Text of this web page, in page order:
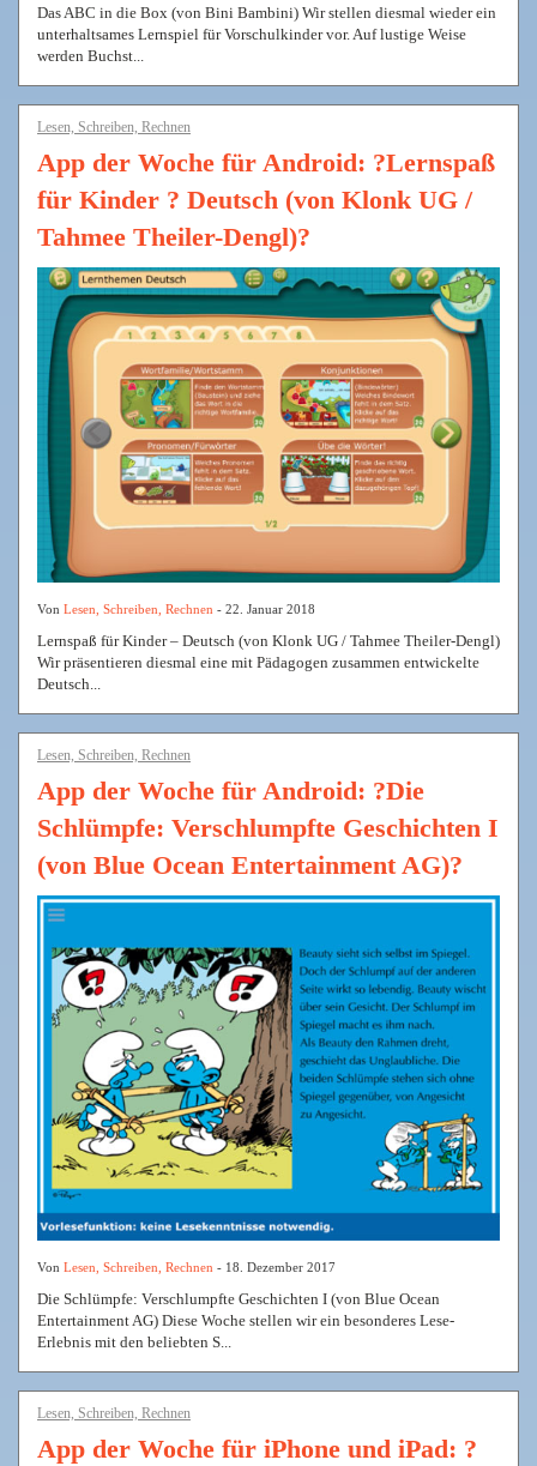
Das ABC in die Box (von Bini Bambini) Wir stellen diesmal wieder ein
unterhaltsames Lernspiel für Vorschulkinder vor. Auf lustige Weise
werden Buchst...
Lesen, Schreiben, Rechnen
App der Woche für Android: ?Lernspaß
für Kinder ? Deutsch (von Klonk UG /
Tahmee Theiler-Dengl)?
Von Lesen, Schreiben, Rechnen - 22. Januar 2018
Lernspaß für Kinder – Deutsch (von Klonk UG / Tahmee Theiler-Dengl)
Wir präsentieren diesmal eine mit Pädagogen zusammen entwickelte
Deutsch...
Lesen, Schreiben, Rechnen
App der Woche für Android: ?Die
Schlümpfe: Verschlumpfte Geschichten I
(von Blue Ocean Entertainment AG)?
Von Lesen, Schreiben, Rechnen - 18. Dezember 2017
Die Schlümpfe: Verschlumpfte Geschichten I (von Blue Ocean
Entertainment AG) Diese Woche stellen wir ein besonderes Lese-
Erlebnis mit den beliebten S...
Lesen, Schreiben, Rechnen
App der Woche für iPhone und iPad: ?